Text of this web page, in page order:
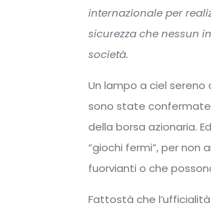
internazionale per
sicurezza che nessun
società.
Un lampo a ciel
sono state
della borsa azionaria.
“giochi fermi”, per non
fuorvianti o che
Fattostà che